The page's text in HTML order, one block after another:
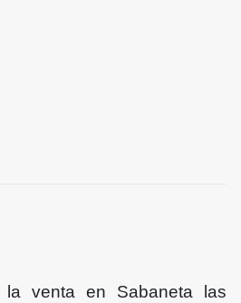
la venta en Sabaneta las